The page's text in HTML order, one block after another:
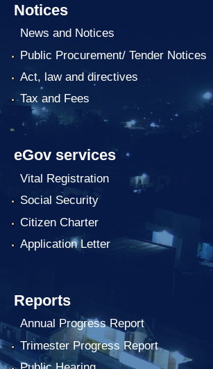
Notices
News and Notices
Public Procurement/ Tender Notices
Act, law and directives
Tax and Fees
eGov services
Vital Registration
Social Security
Citizen Charter
Application Letter
Reports
Annual Progress Report
Trimester Progress Report